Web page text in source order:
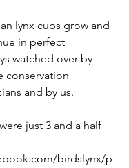
lynx cubs grow and
in perfect
watched over by
conservation
and by us.
just 3 and a half
birdslynx/p